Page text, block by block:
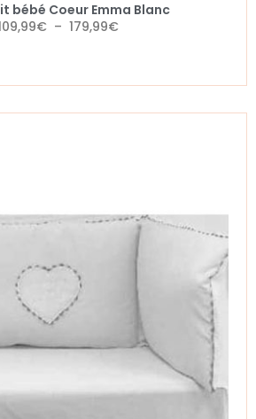
bébé Coeur Emma Blanc
€ – 179,99€